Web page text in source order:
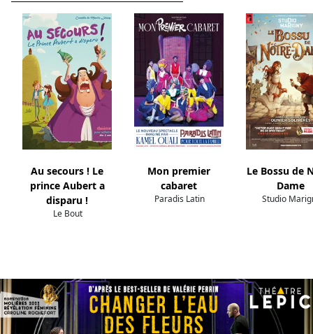
Au secours ! Le
prince Aubert a
disparu !
Le Bout
Mon premier
cabaret
Paradis Latin
Le Bossu de
Dame
Studio